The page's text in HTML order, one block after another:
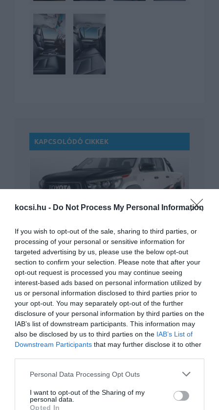
kocsi.hu - Do Not Process My Personal Information
If you wish to opt-out of the sale, sharing to third parties, or
processing of your personal or sensitive information for
targeted advertising by us, please use the below opt-out
section to confirm your selection. Please note that after your
opt-out request is processed you may continue seeing
interest-based ads based on personal information utilized by
us or personal information disclosed to third parties prior to
your opt-out. You may separately opt-out of the further
disclosure of your personal information by third parties on the
IAB’s list of downstream participants. This information may
also be disclosed by us to third parties on the IAB’s List of
Downstream Participants that may further disclose it to other
Please note that this website/app uses one or more Google
not limited to your visit or usage behaviour. You may click to
grant or deny consent to Google and its third-party tags to
Personal Data Processing Opt Outs
I want to opt-out of the Sharing of my
personal data.
Opted In
KAPCSOLÓDÓ CIKKEK
Toyota Hilux sportköntösben
Valóra vált gyerekkori álom ez a Toyota